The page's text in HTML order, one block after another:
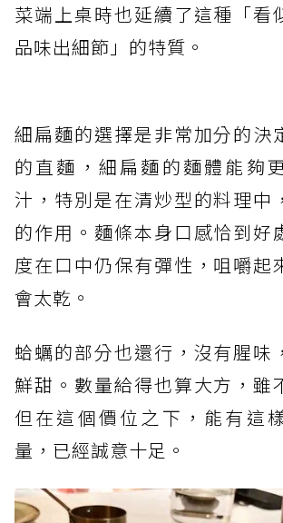
菜端上桌時也延續了這種「看
品味出細節」的特質。
細扁麵的選擇是非常加分的決
的直麵，細扁麵的麵體能夠
汁，特別是在清炒型的料理中
的作用。麵條本身口感恰到好
度在口中仍保有彈性，咀嚼起
會太乾。
蛤蠣的部分也還行，沒有腥味
鮮甜。數量給得也算大方，雖
但在這個價位之下，能有這
量，已經誠意十足。